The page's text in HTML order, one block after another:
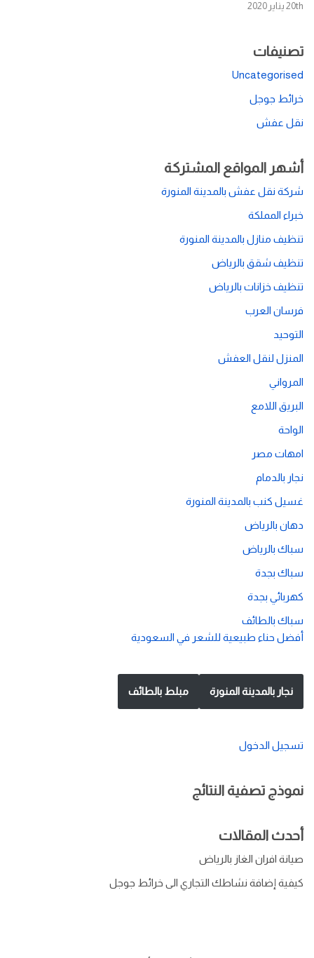
20th يناير 2020
تصنيفات
Uncategorised
خرائط جوجل
نقل عفش
أشهر المواقع المشتركة
شركة نقل عفش بالمدينة المنورة
خبراء المملكة
تنظيف منازل بالمدينة المنورة
تنظيف شقق بالرياض
تنظيف خزانات بالرياض
فرسان العرب
التوحيد
المنزل لنقل العفش
المرواني
البريق اللامع
الواحة
امهات مصر
نجار بالدمام
غسيل كنب بالمدينة المنورة
دهان بالرياض
سباك بالرياض
سباك بجدة
كهربائي بجدة
سباك بالطائف
أفضل حناء طبيعية للشعر في السعودية
نجار بالمدينة المنورة مبلط بالطائف
تسجيل الدخول
نموذج تصفية النتائج
أحدث المقالات
صيانة افران الغاز بالرياض
كيفية إضافة نشاطك التجاري الى خرائط جوجل